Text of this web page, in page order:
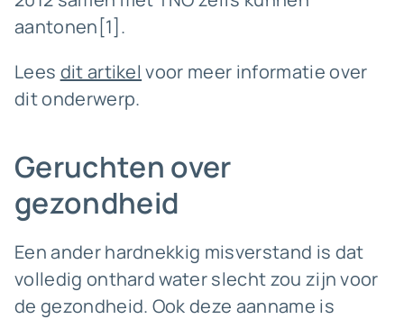
aantonen[1].
Lees dit artikel voor meer informatie over
dit onderwerp.
Geruchten over
gezondheid
Een ander hardnekkig misverstand is dat
volledig onthard water slecht zou zijn voor
de gezondheid. Ook deze aanname is